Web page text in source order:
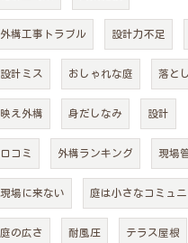
外構工事トラブル 設計力不足
設計ミス おしゃれな庭 落と
映え外構 身だしなみ 設計
口コミ 外構ランキング 現場
現場に来ない 庭は小さなコミュニ
庭の広さ 耐風圧 テラス屋根